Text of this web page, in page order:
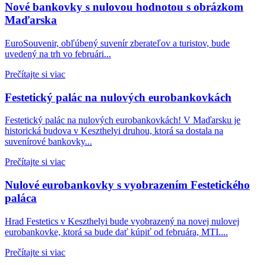
Nové bankovky s nulovou hodnotou s obrázkom
Maďarska
EuroSouvenir, obľúbený suvenír zberateľov a turistov, bude
uvedený na trh vo februári...
Prečítajte si viac
Festetický palác na nulových eurobankovkách
Festetický palác na nulových eurobankovkách! V Maďarsku je
historická budova v Keszthelyi druhou, ktorá sa dostala na
suvenírové bankovky...
Prečítajte si viac
Nulové eurobankovky s vyobrazením Festetického
paláca
Hrad Festetics v Keszthelyi bude vyobrazený na novej nulovej
eurobankovke, ktorá sa bude dať kúpiť od februára, MTI....
Prečítajte si viac